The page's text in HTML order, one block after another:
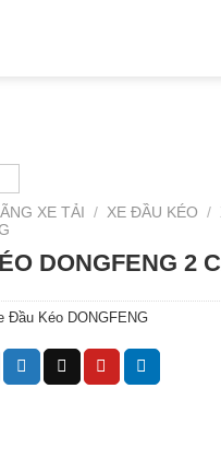
XE TẢI / XE ĐẦU KÉO /
DONGFENG 2
Đầu Kéo DONGFENG